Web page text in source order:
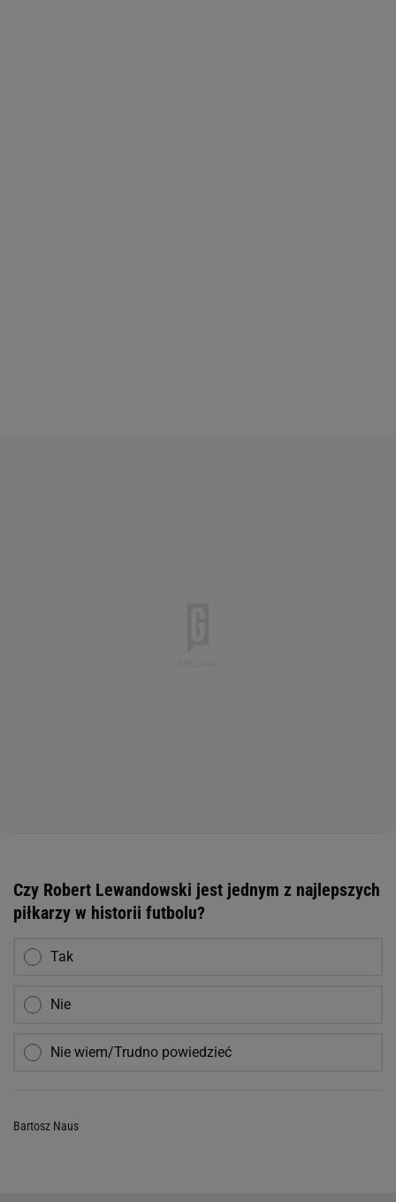
Czy Robert Lewandowski jest jednym z najlepszych
piłkarzy w historii futbolu?
Tak
Nie
Nie wiem/Trudno powiedzieć
Bartosz Naus